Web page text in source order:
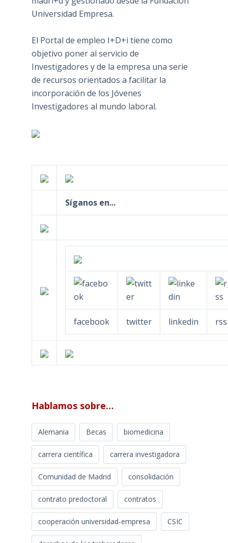
Universidad Empresa.
El Portal de empleo I+D+i tiene como
objetivo poner al servicio de
Investigadores y de la empresa una serie
de recursos orientados a facilitar la
incorporación de los Jóvenes
Investigadores al mundo laboral.
Síganos en...
facebook twitter linkedin rss
Hablamos sobre…
Alemania Becas biomedicina
carrera científica carrera investigadora
Comunidad de Madrid consolidación
contrato predoctoral contratos
cooperación universidad-empresa CSIC